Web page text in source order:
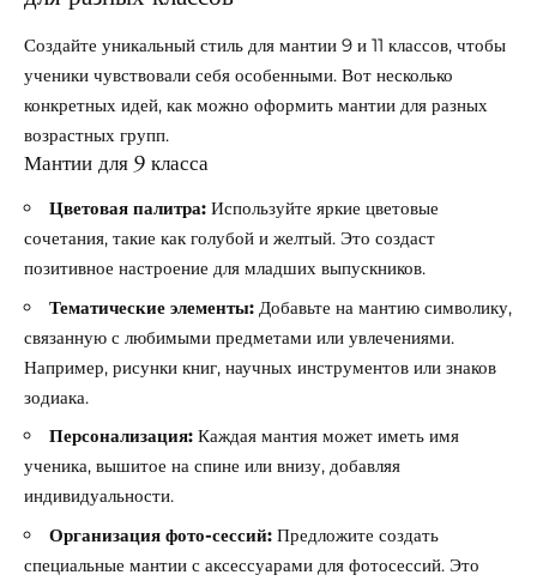
Создайте уникальный стиль для мантии 9 и 11 классов, чтобы
ученики чувствовали себя особенными. Вот несколько
конкретных идей, как можно оформить мантии для разных
возрастных групп.
Мантии для 9 класса
Цветовая палитра: Используйте яркие цветовые
сочетания, такие как голубой и желтый. Это создаст
позитивное настроение для младших выпускников.
Тематические элементы: Добавьте на мантию символику,
связанную с любимыми предметами или увлечениями.
Например, рисунки книг, научных инструментов или знаков
зодиака.
Персонализация: Каждая мантия может иметь имя
ученика, вышитое на спине или внизу, добавляя
индивидуальности.
Организация фото-сессий: Предложите создать
специальные мантии с аксессуарами для фотосессий. Это